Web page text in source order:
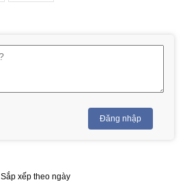
Đăng nhập
Sắp xếp theo ngày